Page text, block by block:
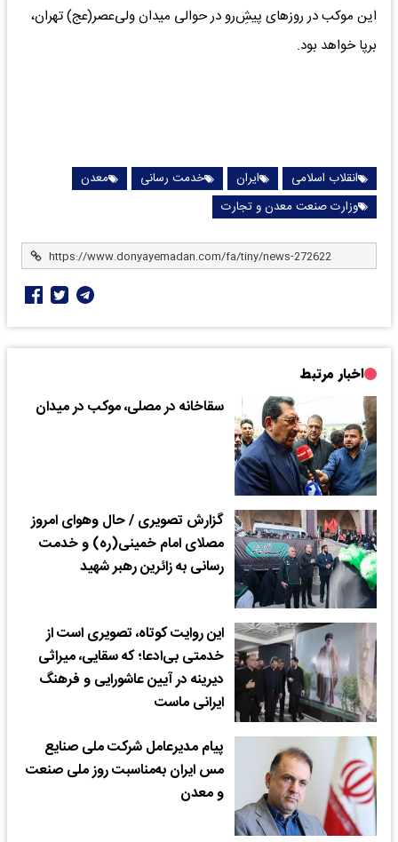
این موکب در روزهای پیشِ‌رو در حوالی میدان ولی‌عصر(عج) تهران،
برپا خواهد بود.
انقلاب اسلامی ایران خدمت رسانی
معدن
وزارت صنعت معدن و تجارت
اخبار مرتبط
سقاخانه در مصلی، موکب در میدان
گزارش تصویری / حال وهوای امروز
مصلای امام خمینی(ره) و خدمت
رسانی به زائرین رهبر شهید
این روایت کوتاه، تصویری است از
خدمتی بی‌ادعا؛ که سقایی، میراثی
دیرینه در آیین عاشورایی و فرهنگ
ایرانی ماست
پیام مدیرعامل شرکت ملی صنایع
مس ایران به‌مناسبت روز ملی صنعت
و معدن